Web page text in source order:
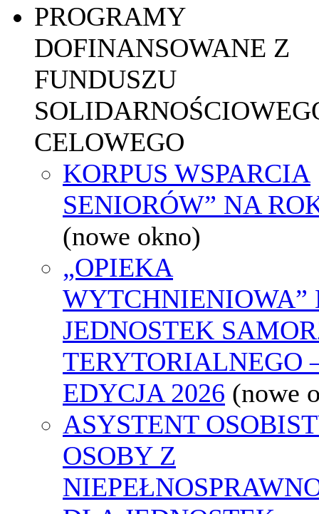
PROGRAMY
DOFINANSOWANE Z
FUNDUSZU
CELOWEGO
KORPUS WSPARCIA
SENIORÓW” NA
(nowe okno)
„OPIEKA
WYTCHNIENIOWA”
JEDNOSTEK
TERYTORIALNEGO
EDYCJA 2026 (nowe
ASYSTENT
OSOBY Z